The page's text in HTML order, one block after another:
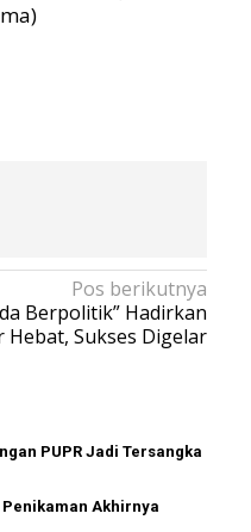
Pos berikutnya
Berpolitik” Hadirkan
Hebat, Sukses Digelar
PUPR Jadi Tersangka
Akhirnya